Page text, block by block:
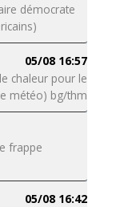
démocrate
05/08 16:57
chaleur pour le
météo) bg/thm
frappe
05/08 16:42